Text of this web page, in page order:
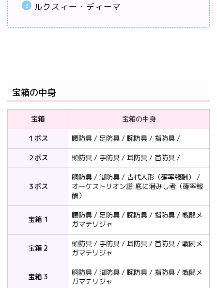
ルクスィー・ディーマ
宝箱の中身
宝箱
宝箱の中身
１ボス
腰防具 / 足防具 / 腕防具 / 指防具 /
２ボス
頭防具 / 手防具 / 耳防具 / 首防具 /
３ボス
胴防具 / 脚防具 / 古代人形（確率報酬） /
オーケストリオン譜:底に潜みし者（確率報
酬）
宝箱 1
腰防具 / 足防具 / 腕防具 / 指防具 / 戦闘メ
ガマテリジャ
宝箱 2
頭防具 / 手防具 / 耳防具 / 首防具 / 戦闘メ
ガマテリジャ
宝箱 3
胴防具 / 脚防具 / 腕防具 / 指防具 / 戦闘メ
ガマテリジャ